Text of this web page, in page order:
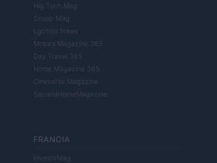
Hig Tech Mag
Scoop Mag
Lgbtqia News
Motors Magazine 365
Day Travel 365
Home Magazine 365
Cineverse Magazine
SecondHomeMagazine
FRANCIA
InvestirMag